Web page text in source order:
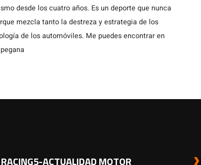
desde los cuatro años. Es un deporte que nunca
mezcla tanto la destreza y estrategia de los
de los automóviles. Me puedes encontrar en
RACING5-ACTUALIDAD MOTOR